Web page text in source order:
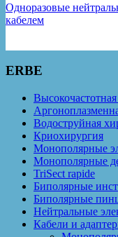
Одноразовые
кабелем
ERBE
Водоструйная
Криохирургия
Монополярные
Монополярные
TriSect rapide
Биполярные
Биполярные
Нейтральные
Кабели и